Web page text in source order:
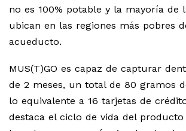
no es 100% potable y la mayoría de
ubican en las regiones más pobres
acueducto.
MUS(T)GO es capaz de capturar
de 2 meses, un total de 80 gramos
lo equivalente a 16 tarjetas de
destaca el ciclo de vida del